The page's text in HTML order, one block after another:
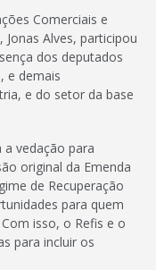
Comerciais e
Alves, participou
dos deputados
e demais
e do setor da base
vedação para
original da Emenda
de Recuperação
para quem
isso, o Refis e o
para incluir os